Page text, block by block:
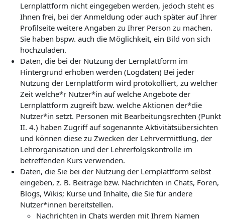
Lernplattform nicht eingegeben werden, jedoch steht es
Ihnen frei, bei der Anmeldung oder auch später auf Ihrer
Profilseite weitere Angaben zu Ihrer Person zu machen.
Sie haben bspw. auch die Möglichkeit, ein Bild von sich
hochzuladen.
Daten, die bei der Nutzung der Lernplattform im
Hintergrund erhoben werden (Logdaten) Bei jeder
Nutzung der Lernplattform wird protokolliert, zu welcher
Zeit welche*r Nutzer*in auf welche Angebote der
Lernplattform zugreift bzw. welche Aktionen der*die
Nutzer*in setzt. Personen mit Bearbeitungsrechten (Punkt
II. 4.) haben Zugriff auf sogenannte Aktivitätsübersichten
und können diese zu Zwecken der Lehrvermittlung, der
Lehrorganisation und der Lehrerfolgskontrolle im
betreffenden Kurs verwenden.
Daten, die Sie bei der Nutzung der Lernplattform selbst
eingeben, z. B. Beiträge bzw. Nachrichten in Chats, Foren,
Blogs, Wikis; Kurse und Inhalte, die Sie für andere
Nutzer*innen bereitstellen.
Nachrichten in Chats werden mit Ihrem Namen